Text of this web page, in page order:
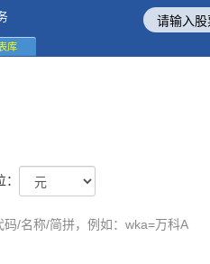
库
码/名称/简拼，例如：wka=万科A